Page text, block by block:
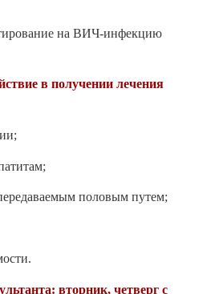
на ВИЧ-инфекцию
в получении лечения
половым путем;
вторник, четверг с